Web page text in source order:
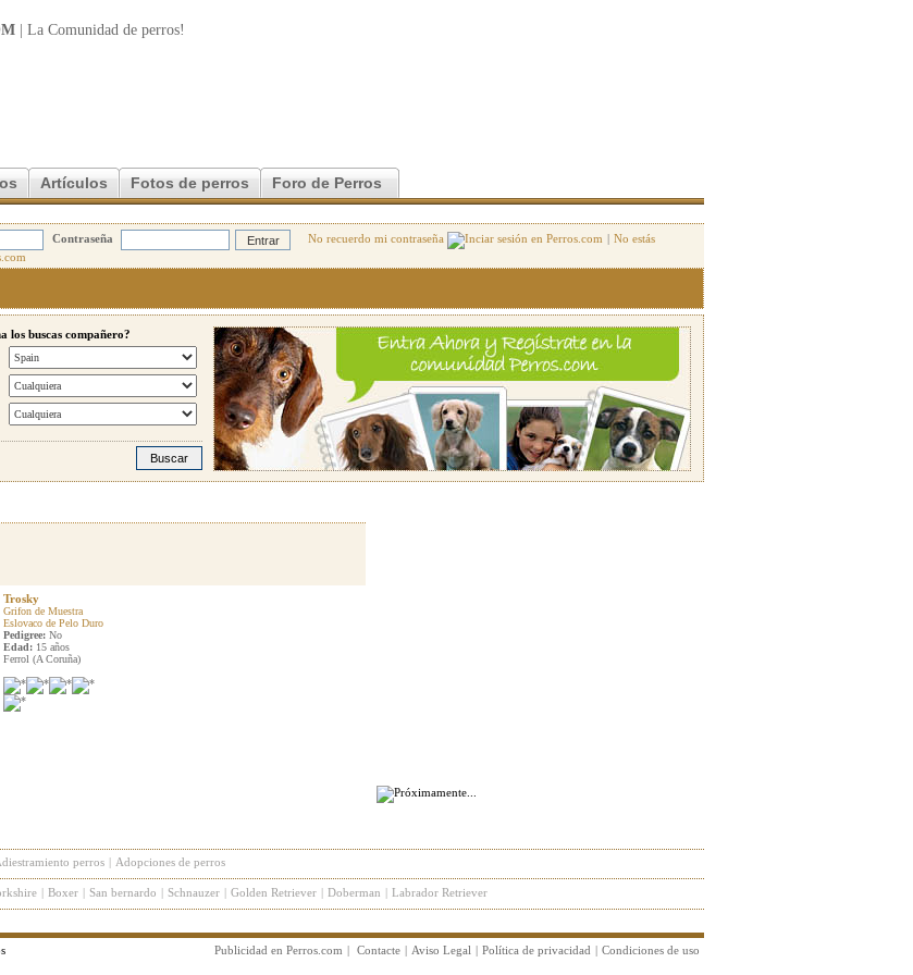
| La Comunidad de perros!
Artículos Fotos de perros Foro de Perros
Contraseña No recuerdo mi contraseña | No estás
los buscas compañero?
Trosky
Grifon de Muestra
Eslovaco de Pelo Duro
Pedigree: No
Edad: 15 años
Ferrol (A Coruña)
perros | Adopciones de perros
| Boxer | San bernardo | Schnauzer | Golden Retriever | Doberman | Labrador Retriever
Publicidad en Perros.com | Contacte | Aviso Legal | Política de privacidad | Condiciones de uso